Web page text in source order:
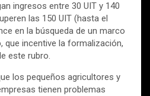
ingresos entre 30 UIT y 140
las 150 UIT (hasta el
en la búsqueda de un marco
que incentive la formalización,
este rubro.
los pequeños agricultores y
tienen problemas